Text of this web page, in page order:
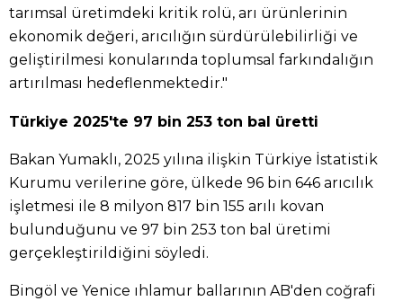
tarımsal üretimdeki kritik rolü, arı ürünlerinin
ekonomik değeri, arıcılığın sürdürülebilirliği ve
geliştirilmesi konularında toplumsal farkındalığın
artırılması hedeflenmektedir."
Türkiye 2025'te 97 bin 253 ton bal üretti
Bakan Yumaklı, 2025 yılına ilişkin Türkiye İstatistik
Kurumu verilerine göre, ülkede 96 bin 646 arıcılık
işletmesi ile 8 milyon 817 bin 155 arılı kovan
bulunduğunu ve 97 bin 253 ton bal üretimi
gerçekleştirildiğini söyledi.
Bingöl ve Yenice ıhlamur ballarının AB'den coğrafi